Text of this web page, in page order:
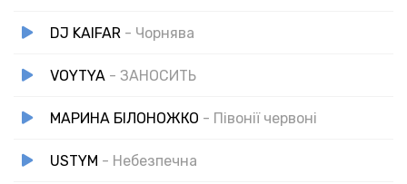
Та я живу у твоїх слідах.
Я не зітру із душі цей слід,
Та навчусь без кохання стояти.
І я виберу знову кохати.
Твої слова — у моїх вустах.
DJ KAIFAR - Чорнява
VOYTYA - ЗАНОСИТЬ
МАРИНА БІЛОНОЖКО - Півонії червоні
USTYM - Небезпечна